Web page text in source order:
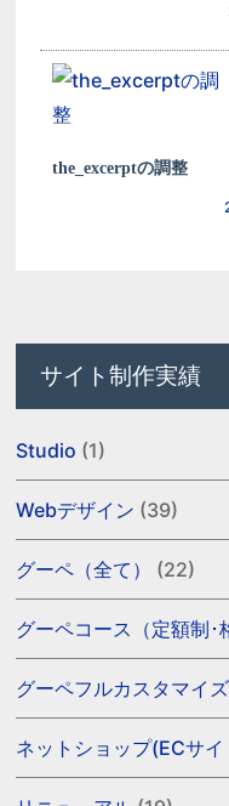
the_excerptの調整
サイト制作実績
Studio (1)
Webデザイン (39)
グーペ（全て） (22)
グーペコース（定額制･
グーペフルカスタマイ
ネットショップ(ECサイ